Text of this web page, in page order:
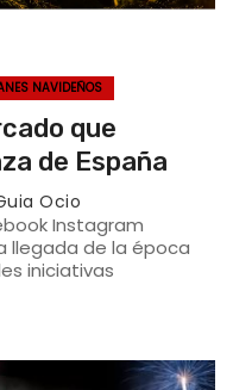
NAVIDEÑOS
que
de España
Ocio
Instagram
llegada de la época
iniciativas